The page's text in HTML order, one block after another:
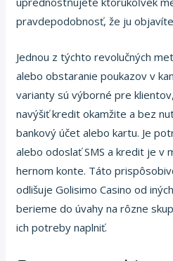
pravdepodobnosť, že ju
Jednou z týchto revolučných
alebo obstaranie poukazov v
varianty sú výborné pre
navýšiť kredit okamžite a bez
bankový účet alebo kartu. Je
alebo odoslať SMS a kredit je v
hernom konte. Táto
odlišuje Golisimo Casino od
berieme do úvahy na rôzne
ich potreby naplniť.